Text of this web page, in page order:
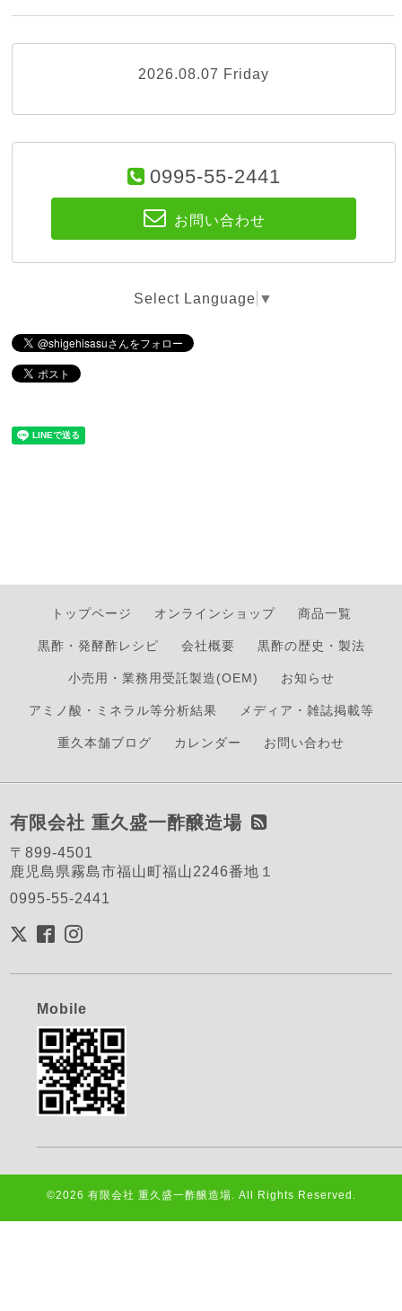
2026.08.07 Friday
0995-55-2441
お問い合わせ
Select Language ▼
トップページ オンラインショップ 商品一覧
黒酢・発酵酢レシピ 会社概要 黒酢の歴史・製法
小売用・業務用受託製造(OEM) お知らせ
アミノ酸・ミネラル等分析結果 メディア・雑誌掲載等
重久本舗ブログ カレンダー お問い合わせ
有限会社 重久盛一酢醸造場
〒899-4501
鹿児島県霧島市福山町福山2246番地１
0995-55-2441
Mobile
©2026 有限会社 重久盛一酢醸造場. All Rights Reserved.